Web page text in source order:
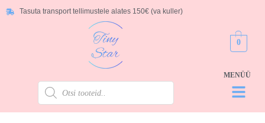
Tasuta transport tellimustele alates 150€ (va kuller)
0